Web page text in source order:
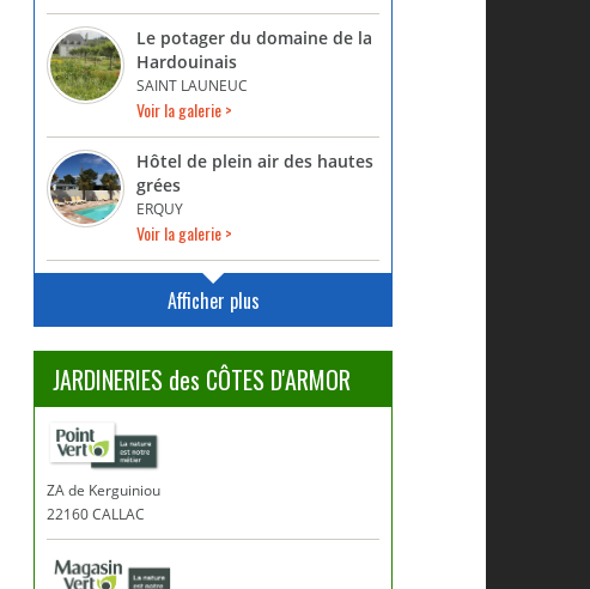
Le potager du domaine de la
Hardouinais
SAINT LAUNEUC
Voir la galerie >
Hôtel de plein air des hautes
grées
ERQUY
Voir la galerie >
Afficher plus
JARDINERIES des CÔTES D'ARMOR
ZA de Kerguiniou
22160 CALLAC